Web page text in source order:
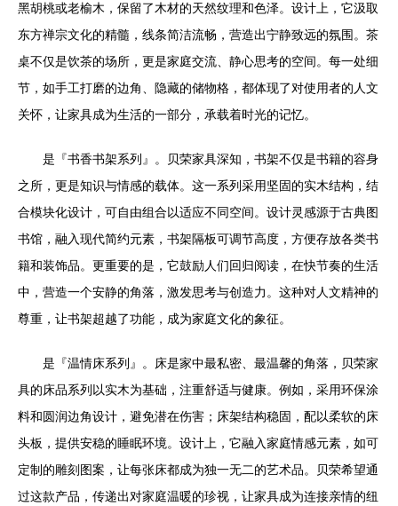
黑胡桃或老榆木，保留了木材的天然纹理和色泽。设计上，它汲取
东方禅宗文化的精髓，线条简洁流畅，营造出宁静致远的氛围。茶
桌不仅是饮茶的场所，更是家庭交流、静心思考的空间。每一处细
节，如手工打磨的边角、隐藏的储物格，都体现了对使用者的人文
关怀，让家具成为生活的一部分，承载着时光的记忆。
是『书香书架系列』。贝荣家具深知，书架不仅是书籍的容身
之所，更是知识与情感的载体。这一系列采用坚固的实木结构，结
合模块化设计，可自由组合以适应不同空间。设计灵感源于古典图
书馆，融入现代简约元素，书架隔板可调节高度，方便存放各类书
籍和装饰品。更重要的是，它鼓励人们回归阅读，在快节奏的生活
中，营造一个安静的角落，激发思考与创造力。这种对人文精神的
尊重，让书架超越了功能，成为家庭文化的象征。
是『温情床系列』。床是家中最私密、最温馨的角落，贝荣家
具的床品系列以实木为基础，注重舒适与健康。例如，采用环保涂
料和圆润边角设计，避免潜在伤害；床架结构稳固，配以柔软的床
头板，提供安稳的睡眠环境。设计上，它融入家庭情感元素，如可
定制的雕刻图案，让每张床都成为独一无二的艺术品。贝荣希望通
过这款产品，传递出对家庭温暖的珍视，让家具成为连接亲情的纽